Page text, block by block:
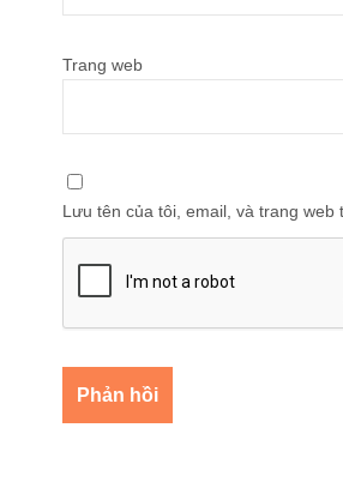
Trang web
Lưu tên của tôi, email, và trang